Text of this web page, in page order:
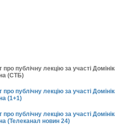
публічну лекцію за участі
(СТБ)
публічну лекцію за участі
(1+1)
публічну лекцію за участі
(Телеканал новин 24)